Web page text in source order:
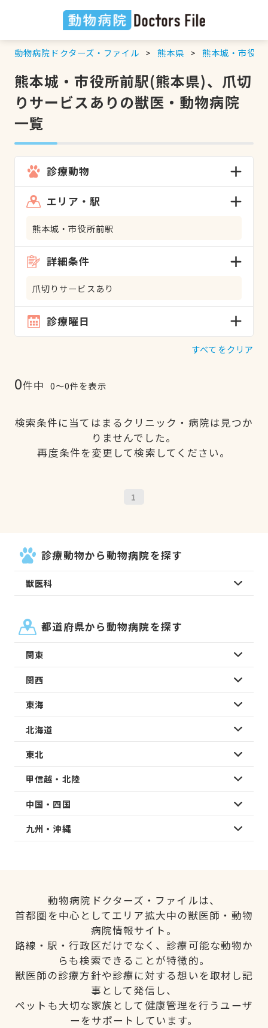
動物病院ドクターズ・ファイル 熊本県 熊本城・市役所
熊本城・市役所前駅(熊本県)、爪切
りサービスありの獣医・動物病院
一覧
診療動物
エリア・駅
熊本城・市役所前駅
詳細条件
爪切りサービスあり
診療曜日
すべてをクリア
0件中 0〜0件を表示
検索条件に当てはまるクリニック・病院は見つか
りませんでした。
再度条件を変更して検索してください。
1
診療動物から動物病院を探す
獣医科
都道府県から動物病院を探す
関東
関西
東海
北海道
東北
甲信越・北陸
中国・四国
九州・沖縄
動物病院ドクターズ・ファイルは、
首都圏を中心としてエリア拡大中の獣医師・動物
病院情報サイト。
路線・駅・行政区だけでなく、診療可能な動物か
らも検索できることが特徴的。
獣医師の診療方針や診療に対する想いを取材し記
事として発信し、
ペットも大切な家族として健康管理を行うユーザ
ーをサポートしています。